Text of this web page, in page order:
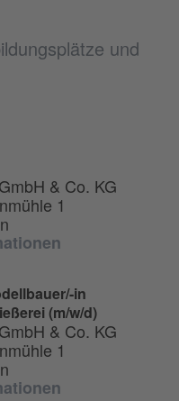
und
& Co. KG
1
in
(m/w/d)
& Co. KG
1